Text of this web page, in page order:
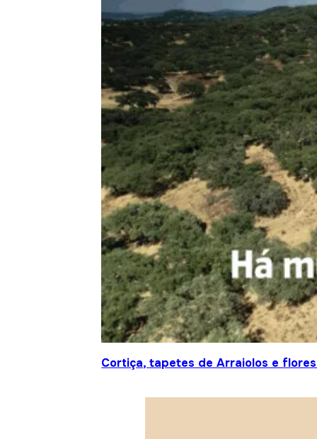
Cortiça, tapetes de Arraiolos e